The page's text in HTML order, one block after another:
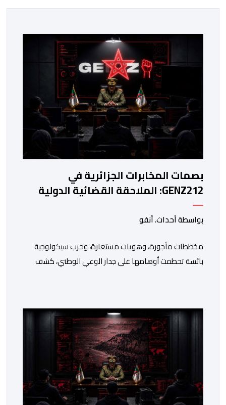
بصمات المخابرات الجزائرية في
GENZ212: الملاحقة القضائية الدولية
تنتظر الكابرانات
بواسطة أحداث. أنفو
مخططات مأجورة، وهويات مستعارة، وحرب سيكولوجية
بائسة تحطمت أوهامها على جدار الوعي الوطني، كشف
محاولات المخابرات العسكرية الجزائرية استهداف امن
المملكة واستقرارها. أكد أبو وائل الريفي أنه: “بعد إجهاض
مخططات الجارة التي تحركت سريعا عبر عملائها […]